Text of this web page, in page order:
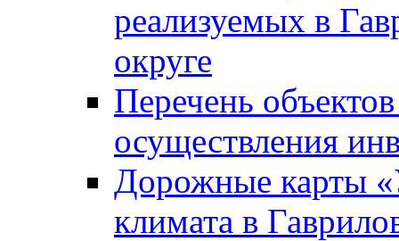
реализуемых в
округе
Перечень
осуществления
Дорожные карты
климата в